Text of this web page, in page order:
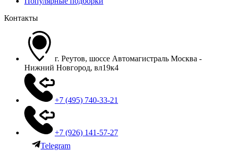
Контакты
г. Реутов, шоссе Автомагистраль Москва -
Нижний Новгород, вл19к4
+7 (495) 740-33-21
+7 (926) 141-57-27
Telegram